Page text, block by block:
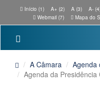
Início (1) A+ (2) A (3) A-
Webmail (7)
Mapa do
A Câmara
Agenda
Agenda da Presidência